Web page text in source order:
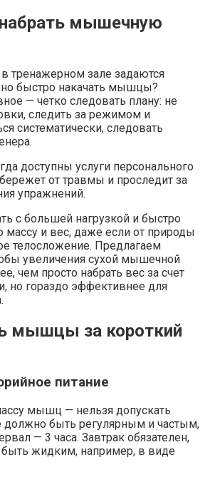
мышечную
тренажерном зале задаются
быстро накачать мышцы?
— четко следовать плану: не
следить за режимом и
систематически, следовать
доступны услуги персонального
от травмы и проследит за
упражнений.
с большей нагрузкой и быстро
и вес, даже если от природы
телосложение. Предлагаем
увеличения сухой мышечной
чем просто набрать вес за счет
но гораздо эффективнее для
мышцы за короткий
питание
мышц — нельзя допускать
должно быть регулярным и частым,
— 3 часа. Завтрак обязателен,
жидким, например, в виде